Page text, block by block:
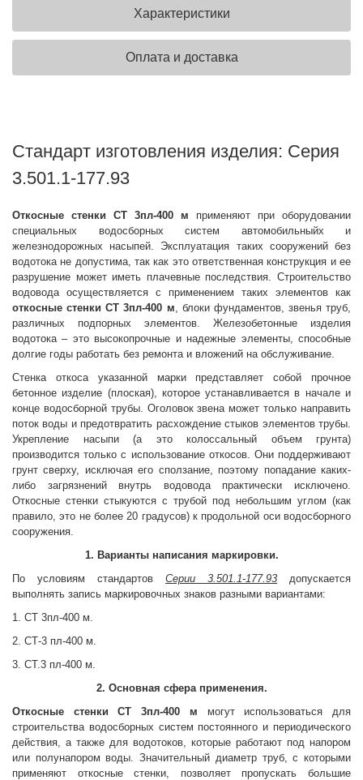
Характеристики
Оплата и доставка
Стандарт изготовления изделия: Серия
3.501.1-177.93
Откосные стенки СТ 3пл-400 м
применяют при оборудовании
специальных водосборных систем автомобильныйх и
железнодорожных насыпей. Эксплуатация таких сооружений без
водотока не допустима, так как это ответственная конструкция и ее
разрушение может иметь плачевные последствия. Строительство
водовода осуществляется с применением таких элементов как
откосные стенки СТ 3пл-400 м, блоки фундаментов, звенья труб,
различных подпорных элементов. Железобетонные изделия
водотока – это высокопрочные и надежные элементы, способные
долгие годы работать без ремонта и вложений на обслуживание.
Стенка откоса указанной марки представляет собой прочное
бетонное изделие (плоская), которое устанавливается в начале и
конце водосборной трубы. Оголовок звена может только направить
поток воды и предотвратить расхождение стыков элементов трубы.
Укрепление насыпи (а это колоссальный объем грунта)
производится только с использование откосов. Они поддерживают
грунт сверху, исключая его сползание, поэтому попадание каких-
либо загрязнений внутрь водовода практически исключено.
Откосные стенки стыкуются с трубой под небольшим углом (как
правило, это не более 20 градусов) к продольной оси водосборного
сооружения.
1. Варианты написания маркировки.
По условиям стандартов Серии 3.501.1-177.93 допускается
выполнять запись маркировочных знаков разными вариантами:
1. СТ 3пл-400 м.
2. СТ-3 пл-400 м.
3. СТ.3 пл-400 м.
2. Основная сфера применения.
Откосные стенки
СТ 3пл-400 м могут использоваться для
строительства водосборных систем постоянного и периодического
действия, а также для водотоков, которые работают под напором
или полунапором воды. Значительный диаметр труб, с которыми
применяют откосные стенки, позволяет пропускать большие